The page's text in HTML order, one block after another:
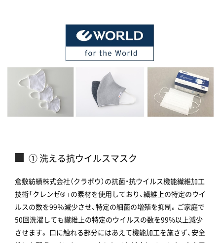
① 洗える抗ウイルスマスク
倉敷紡績株式会社（クラボウ）の抗菌・抗ウイルス機能繊維加工
技術「クレンゼ® 」の素材を使用しており、繊維上の特定のウイ
ルスの数を99％減少させ、特定の細菌の増殖を抑制。ご家庭で
50回洗濯しても繊維上の特定のウイルスの数を99%以上減少
させます。 口に触れる部分にはあえて機能加工を施さず、安全